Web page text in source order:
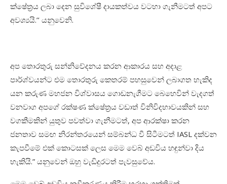
ක්ෂේත්‍රය ලබා දෙන සුවිශේෂී දායකත්වය වටහා ගැනීමටත් අපට
අවශ්‍යයි.’’ යනුවෙනි.
අප තොරතුරු සන්නිවේදනය කරන ආකාරය සහ අදාළ
පාර්ශ්වයන්ට එම තොරතුරු කෙතරම් පහසුවෙන් ලබාගත හැකිද
යන කරුණ මහජන විශ්වාසය ගොඩනැගීමට බෙහෙවින් වැදගත්
වනවාග අපගේ රක්ෂණ ක්ෂේත්‍රය වඩාත් විනිවිදභාවයකින් සහ
වගකීමකින් යුතුව පවත්වා ගැනීමටත්, අප ආරක්ෂා කරන
ජනතාව සමඟ නිරන්තරයෙන් සම්බන්ධ වී සිටීමටත් IASL දක්වන
කැපවීමේ එක් කොටසක් ලෙස මෙම වෙබ් අඩවිය හඳුන්වා දිය
හැකියි.” යනුවෙන් ඔහු වැඩිදුරටත් පැවසුවේය.